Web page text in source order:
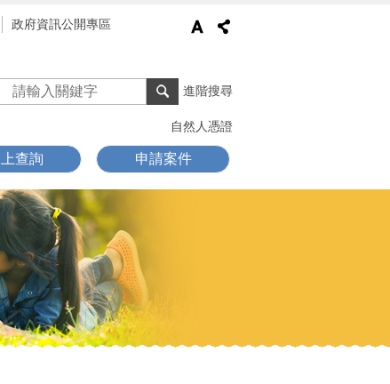
政府資訊公開專區
進階搜尋
自然人憑證
查詢 申請案件